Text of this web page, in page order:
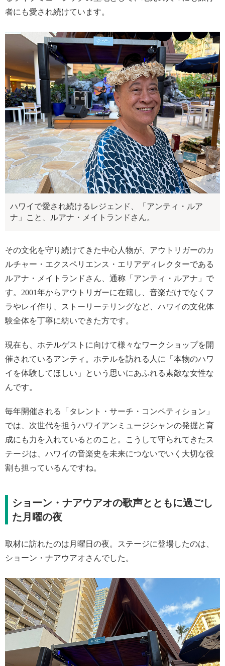
者にも愛され続けています。
ハワイで愛され続けるレジェンド、「アンティ・ルア
ナ」こと、ルアナ・メイトランドさん。
その文化を守り続けてきた中心人物が、アウトリガーのカ
ルチャー・エクスペリエンス・エリアディレクターである
ルアナ・メイトランドさん、通称「アンティ・ルアナ」で
す。2001年からアウトリガーに在籍し、音楽だけでなくフ
ラやレイ作り、ストーリーテリングなど、ハワイの文化体
験全体を丁寧に紡いできた方です。
現在も、ホテルゲストに向けて様々なワークショップを開
催されているアンティ。ホテルを訪れる人に「本物のハワ
イを体験してほしい」という思いにあふれる素敵な女性な
んです。
毎年開催される「タレント・サーチ・コンペティション」
では、次世代を担うハワイアンミュージシャンの発掘と育
成にも力を入れているとのこと。こうして守られてきたス
テージは、ハワイの音楽史を未来につないでいく大切な役
割も担っているんですね。
ショーン・ナアウアオの歌声とともに過ごし
た月曜の夜
取材に訪れたのは月曜日の夜。ステージに登場したのは、
ショーン・ナアウアオさんでした。